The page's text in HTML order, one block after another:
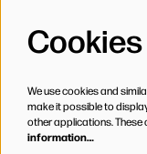
Cookies
We use cookies and
make it possible to
other applications.
information…